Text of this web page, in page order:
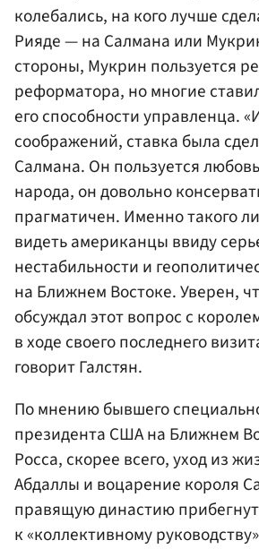
колебались, на кого лучше
Рияде — на Салмана или
стороны, Мукрин пользуется
реформатора, но многие
его способности управленца.
соображений, ставка была
Салмана. Он пользуется
народа, он довольно
прагматичен. Именно такого
видеть американцы ввиду
нестабильности и
на Ближнем Востоке. Уверен,
обсуждал этот вопрос с
в ходе своего последнего
говорит Галстян.
По мнению бывшего
президента США на Ближнем
Росса, скорее всего, уход из
Абдаллы и воцарение короля
правящую династию
к «коллективному